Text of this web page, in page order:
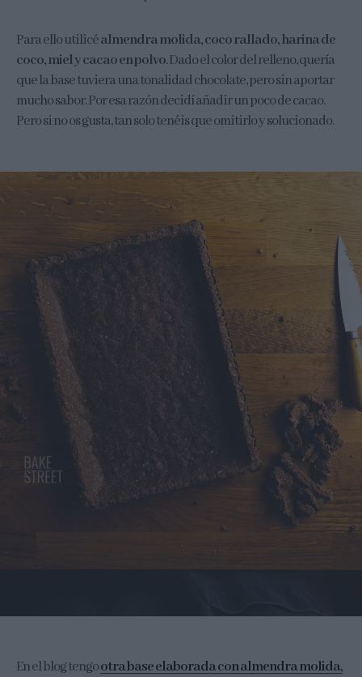
Para ello utilicéalmendra molida, coco rallado, harina de
coco, miel y cacao en polvo. Dado el color del relleno, quería
que la base tuviera una tonalidad chocolate, pero sin aportar
mucho sabor. Por esa razón decidí añadir un poco de cacao.
Pero si no os gusta, tan solo tenéis que omitirlo y solucionado.
En el blog tengootra base elaborada con almendra molida,